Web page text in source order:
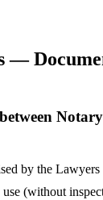
—
by the
(without